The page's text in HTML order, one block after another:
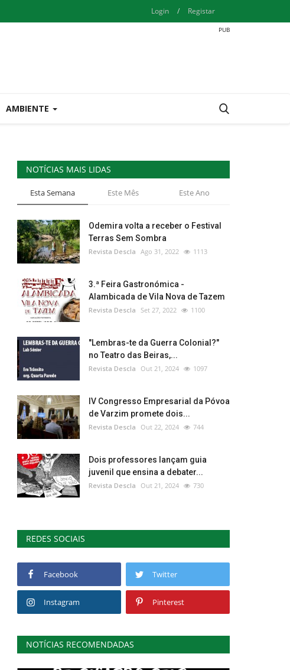
Login / Registar
AMBIENTE
NOTÍCIAS MAIS LIDAS
Esta Semana Este Mês Este Ano
Odemira volta a receber o Festival
Terras Sem Sombra
Revista Descla Ago 31, 2022 1113
3.ª Feira Gastronómica -
Alambicada de Vila Nova de Tazem
Revista Descla Set 27, 2022 1100
"Lembras-te da Guerra Colonial?"
no Teatro das Beiras,...
Revista Descla Out 21, 2024 1097
IV Congresso Empresarial da Póvoa
de Varzim promete dois...
Revista Descla Out 22, 2024 744
Dois professores lançam guia
juvenil que ensina a debater...
Revista Descla Out 21, 2024 730
REDES SOCIAIS
Facebook Twitter
Instagram Pinterest
NOTÍCIAS RECOMENDADAS